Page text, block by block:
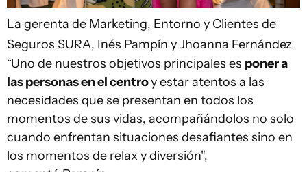
La gerenta de Marketing, Entorno y Clientes de
Seguros SURA, Inés Pampín y Jhoanna Fernández
“Uno de nuestros objetivos principales es poner a
las personas en el centroy estar atentos a las
necesidades que se presentan en todos los
momentos de sus vidas, acompañándolos no solo
cuando enfrentan situaciones desafiantes sino en
los momentos de relax y diversión",